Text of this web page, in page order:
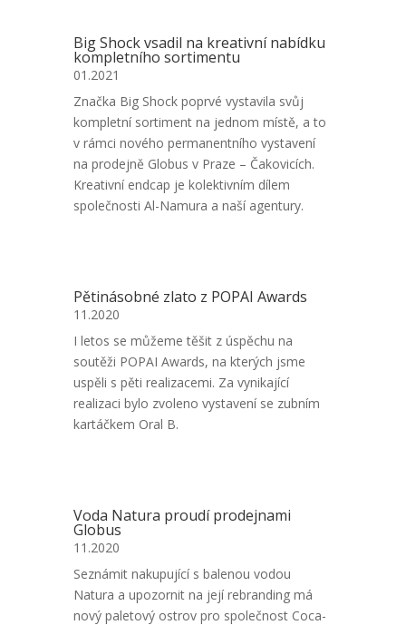
Big Shock vsadil na kreativní nabídku
kompletního sortimentu
01.2021
Značka Big Shock poprvé vystavila svůj
kompletní sortiment na jednom místě, a to
v rámci nového permanentního vystavení
na prodejně Globus v Praze – Čakovicích.
Kreativní endcap je kolektivním dílem
společnosti Al-Namura a naší agentury.
Pětinásobné zlato z POPAI Awards
11.2020
I letos se můžeme těšit z úspěchu na
soutěži POPAI Awards, na kterých jsme
uspěli s pěti realizacemi. Za vynikající
realizaci bylo zvoleno vystavení se zubním
kartáčkem Oral B.
Voda Natura proudí prodejnami
Globus
11.2020
Seznámit nakupující s balenou vodou
Natura a upozornit na její rebranding má
nový paletový ostrov pro společnost Coca-